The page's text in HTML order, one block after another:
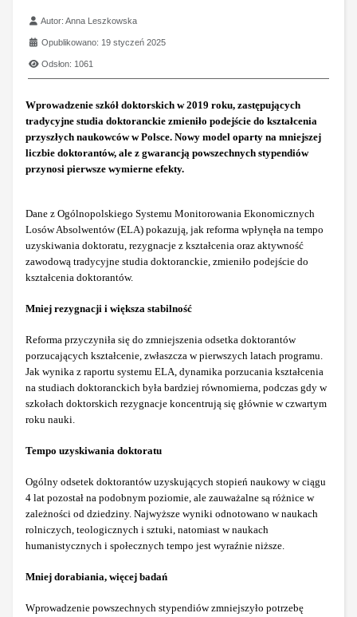
Szczegóły
Autor:Anna Leszkowska
Opublikowano: 19 styczeń 2025
Odsłon: 1061
Wprowadzenie szkół doktorskich w 2019 roku, zastępujących
tradycyjne studia doktoranckie zmieniło podejście do kształcenia
przyszłych naukowców w Polsce. Nowy model oparty na mniejszej
liczbie doktorantów, ale z gwarancją powszechnych stypendiów
przynosi pierwsze wymierne efekty.
Dane z Ogólnopolskiego Systemu Monitorowania Ekonomicznych
Losów Absolwentów (ELA) pokazują, jak reforma wpłynęła na tempo
uzyskiwania doktoratu, rezygnacje z kształcenia oraz aktywność
zawodową tradycyjne studia doktoranckie, zmieniło podejście do
kształcenia doktorantów.
Mniej rezygnacji i większa stabilność
Reforma przyczyniła się do zmniejszenia odsetka doktorantów
porzucających kształcenie, zwłaszcza w pierwszych latach programu.
Jak wynika z raportu systemu ELA, dynamika porzucania kształcenia
na studiach doktoranckich była bardziej równomierna, podczas gdy w
szkołach doktorskich rezygnacje koncentrują się głównie w czwartym
roku nauki.
Tempo uzyskiwania doktoratu
Ogólny odsetek doktorantów uzyskujących stopień naukowy w ciągu
4 lat pozostał na podobnym poziomie, ale zauważalne są różnice w
zależności od dziedziny. Najwyższe wyniki odnotowano w naukach
rolniczych, teologicznych i sztuki, natomiast w naukach
humanistycznych i społecznych tempo jest wyraźnie niższe.
Mniej dorabiania, więcej badań
Wprowadzenie powszechnych stypendiów zmniejszyło potrzebę